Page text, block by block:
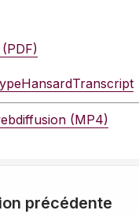
(MP4)
précédente